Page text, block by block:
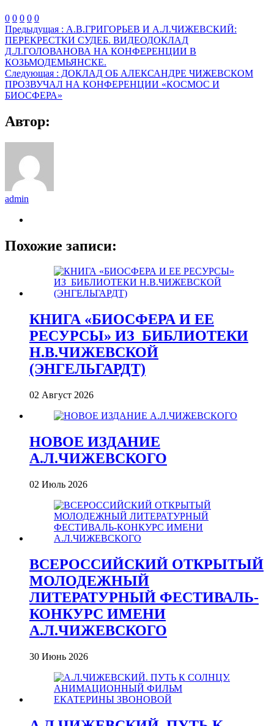
0 0 0 0 0
Предыдущая : А.В.ГРИГОРЬЕВ И А.Л.ЧИЖЕВСКИЙ:
ПЕРЕКРЕСТКИ СУДЕБ. ВИДЕОДОКЛАД
Д.Л.ГОЛОВАНОВА НА КОНФЕРЕНЦИИ В
КОЗЬМОДЕМЬЯНСКЕ.
Следующая : ДОКЛАД ОБ АЛЕКСАНДРЕ ЧИЖЕВСКОМ
ПРОЗВУЧАЛ НА КОНФЕРЕНЦИИ «КОСМОС И
БИОСФЕРА»
Автор:
admin
Похожие записи:
КНИГА «БИОСФЕРА И ЕЕ
РЕСУРСЫ» ИЗ_БИБЛИОТЕКИ
Н.В.ЧИЖЕВСКОЙ
(ЭНГЕЛЬГАРДТ)
02 Август 2026
НОВОЕ ИЗДАНИЕ
А.Л.ЧИЖЕВСКОГО
02 Июль 2026
ВСЕРОССИЙСКИЙ ОТКРЫТЫЙ
МОЛОДЕЖНЫЙ
ЛИТЕРАТУРНЫЙ ФЕСТИВАЛЬ-
КОНКУРС ИМЕНИ
А.Л.ЧИЖЕВСКОГО
30 Июнь 2026